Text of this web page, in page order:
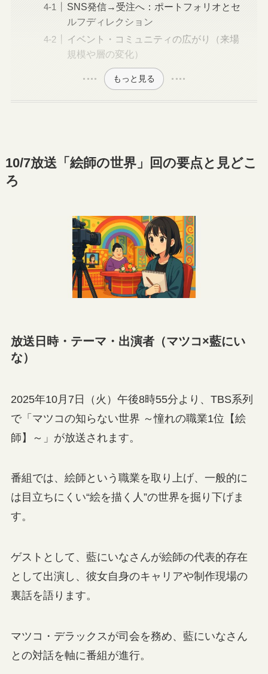
SNS発信→受注へ：ポートフォリオとセ
ルフディレクション
イベント・コミュニティの広がり（来場
規模や層の変化）
もっと見る
10/7放送「絵師の世界」回の要点と見どこ
ろ
放送日時・テーマ・出演者（マツコ×藍にい
な）
2025年10月7日（火）午後8時55分より、TBS系列
で「マツコの知らない世界 ～憧れの職業1位【絵
師】～」が放送されます。
番組では、絵師という職業を取り上げ、一般的に
は目立ちにくい“絵を描く人”の世界を掘り下げま
す。
ゲストとして、藍にいなさんが絵師の代表的存在
として出演し、彼女自身のキャリアや制作現場の
裏話を語ります。
マツコ・デラックスが司会を務め、藍にいなさん
との対話を軸に番組が進行。